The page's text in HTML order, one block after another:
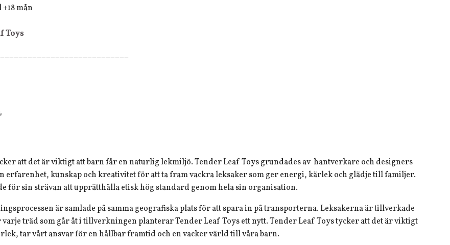
mån
Toys
att det är viktigt att barn får en naturlig lekmiljö. Tender Leaf Toys grundades av hantverkare och designers
erfarenhet, kunskap och kreativitet för att ta fram vackra leksaker som ger energi, kärlek och glädje till familjer.
för sin strävan att upprätthålla etisk hög standard genom hela sin organisation.
är samlade på samma geografiska plats för att spara in på transporterna. Leksakerna är tillverkade
träd som går åt i tillverkningen planterar Tender Leaf Toys ett nytt. Tender Leaf Toys tycker att det är viktigt
tar vårt ansvar för en hållbar framtid och en vacker värld till våra barn.